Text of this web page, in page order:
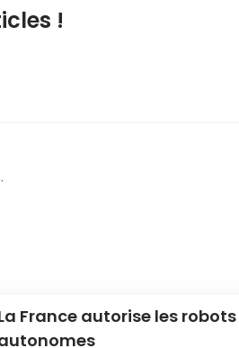
!
France autorise les